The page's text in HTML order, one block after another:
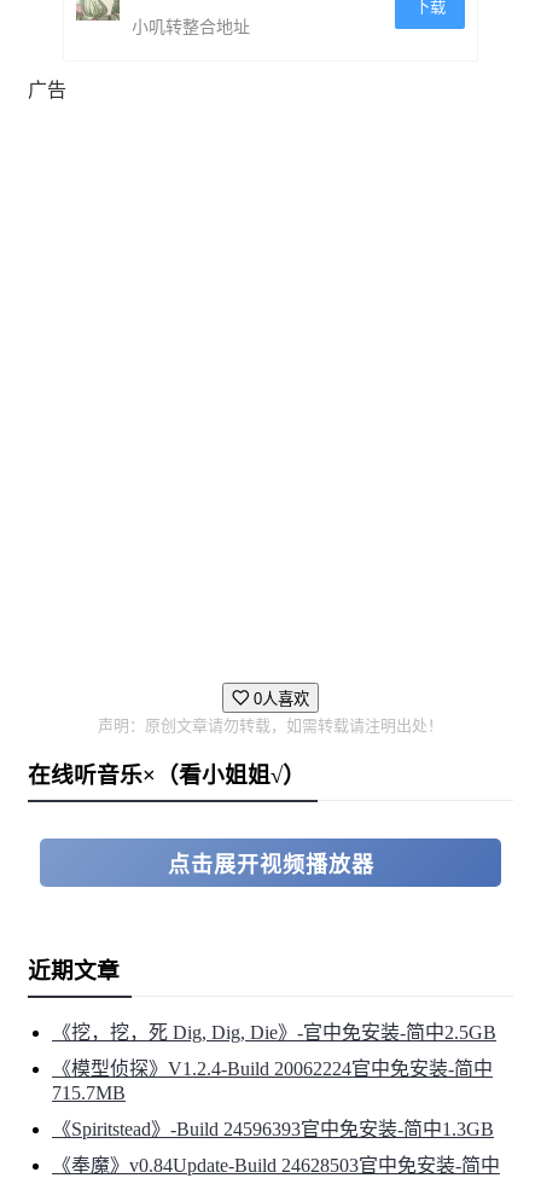
小叽转整合地址
下载
广告
0人喜欢
声明：原创文章请勿转载，如需转载请注明出处！
在线听音乐×（看小姐姐√）
点击展开视频播放器
近期文章
《挖，挖，死 Dig, Dig, Die》-官中免安装-简中2.5GB
《模型侦探》V1.2.4-Build 20062224官中免安装-简中
715.7MB
《Spiritstead》-Build 24596393官中免安装-简中1.3GB
《奉魔》v0.84Update-Build 24628503官中免安装-简中